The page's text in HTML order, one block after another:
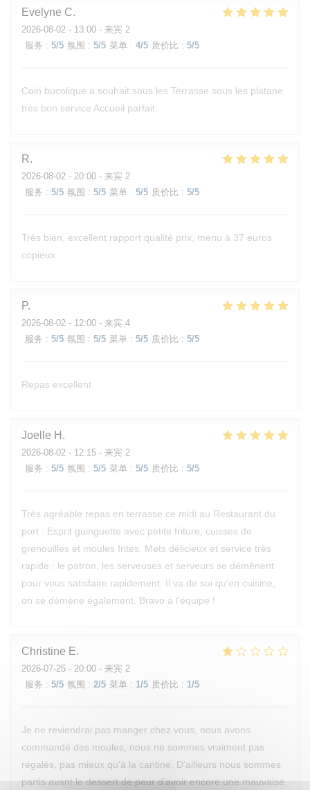
Evelyne C
2026-08-02 - 13:00 - 来宾 2
服务 : 5/5 氛围 : 5/5 菜单 : 4/5 质价比 : 5/5
Coin bucolique a souhait sous les Terrasse sous les platane
tres bon service Accueil parfait.
R
2026-08-02 - 20:00 - 来宾 2
服务 : 5/5 氛围 : 5/5 菜单 : 5/5 质价比 : 5/5
Très bien, excellent rapport qualité prix, menu à 37 euros
copieux.
P
2026-08-02 - 12:00 - 来宾 4
服务 : 5/5 氛围 : 5/5 菜单 : 5/5 质价比 : 5/5
Repas excellent
Joelle H
2026-08-02 - 12:15 - 来宾 2
服务 : 5/5 氛围 : 5/5 菜单 : 5/5 质价比 : 5/5
Très agréable repas en terrasse ce midi au Restaurant du
port . Esprit guinguette avec petite friture, cuisses de
grenouilles et moules frites. Mets délicieux et service très
rapide : le patron, les serveuses et serveurs se démènent
pour vous satisfaire rapidement. Il va de soi qu'en cuisine,
on se démène également. Bravo à l'équipe !
Christine E
2026-07-25 - 20:00 - 来宾 2
服务 : 5/5 氛围 : 2/5 菜单 : 1/5 质价比 : 1/5
Je ne reviendrai pas manger chez vous, nous avons
commandé des moules, nous ne sommes vraiment pas
régalés, pas mieux qu’à la cantine. D’ailleurs nous sommes
partis avant le dessert de peur d’avoir encore une mauvaise